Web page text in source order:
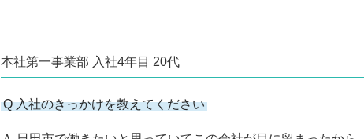
本社第一事業部 入社4年目 20代
Q 入社のきっかけを教えてください